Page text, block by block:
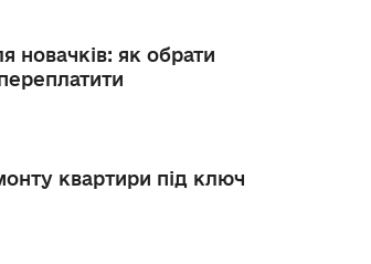
новачків: як обрати
квартири під ключ